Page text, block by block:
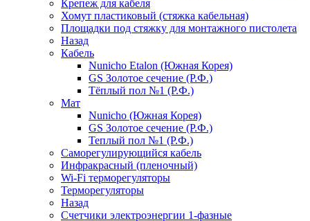
Крепеж для кабеля
Хомут пластиковый (стяжка кабельная)
Площадки под стяжку для монтажного пистолета
Назад
Кабель
Nunicho Etalon (Южная Корея)
GS Золотое сечение (Р.Ф.)
Тёплый пол №1 (Р.Ф.)
Мат
Nunicho (Южная Корея)
GS Золотое сечение (Р.Ф.)
Теплый пол №1 (Р.Ф.)
Саморегулирующийся кабель
Инфракрасный (пленочный)
Wi-Fi терморегуляторы
Терморегуляторы
Назад
Счетчики электроэнергии 1-фазные